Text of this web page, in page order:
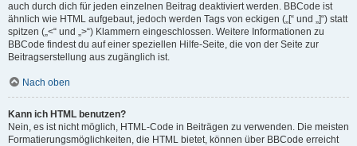
auch durch dich für jeden einzelnen Beitrag deaktiviert werden. BBCode ist
ähnlich wie HTML aufgebaut, jedoch werden Tags von eckigen („[“ und „]“) statt
spitzen („<“ und „>“) Klammern eingeschlossen. Weitere Informationen zu
BBCode findest du auf einer speziellen Hilfe-Seite, die von der Seite zur
Beitragserstellung aus zugänglich ist.
Nach oben
Kann ich HTML benutzen?
Nein, es ist nicht möglich, HTML-Code in Beiträgen zu verwenden. Die meisten
Formatierungsmöglichkeiten, die HTML bietet, können über BBCode erreicht